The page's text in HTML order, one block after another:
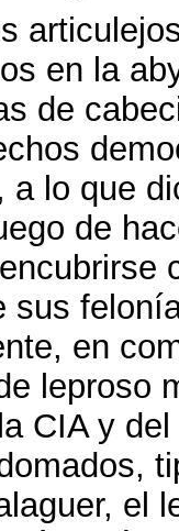
en la
de
a lo que
de
sus
en
leproso
CIA y
el